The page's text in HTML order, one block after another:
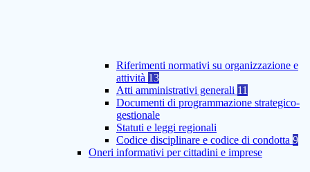
Riferimenti normativi su organizzazione e
attività 13
Atti amministrativi generali 11
Documenti di programmazione strategico-
gestionale
Statuti e leggi regionali
Codice disciplinare e codice di condotta 9
Oneri informativi per cittadini e imprese